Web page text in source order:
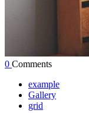
0 Comments
example
Gallery
grid